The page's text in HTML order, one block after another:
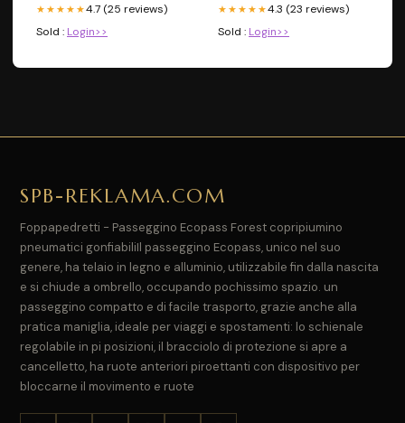
★★★★★4.7 (25 reviews)
Sold : Login>>
★★★★★4.3 (23 reviews)
Sold : Login>>
SPB-REKLAMA.COM
Foppapedretti - Passeggino Ecopass Forest copripiumino
pneumatici gonfiabiliIl passeggino Ecopass, unico nel suo
genere, ha telaio in legno e alluminio, utilizzabile fin dalla nascita
e si chiude a ombrello, occupando pochissimo spazio. un
passeggino compatto e di facile trasporto, grazie anche alla
pratica maniglia, ideale per viaggi e spostamenti: lo schienale
regolabile in pi posizioni, il bracciolo di protezione si apre a
cancelletto, ha ruote anteriori piroettanti con dispositivo per
bloccarne il movimento e ruote